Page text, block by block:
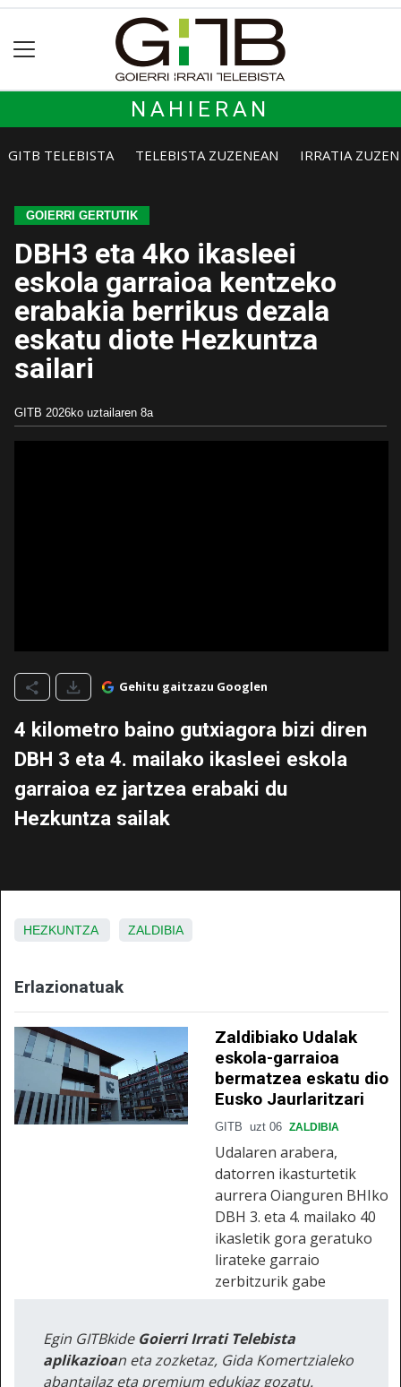
NAHIERAN
GITB TELEBISTA TELEBISTA ZUZENEAN IRRATIA
GOIERRI GERTUTIK
DBH3 eta 4ko ikasleei
eskola garraioa kentzeko
erabakia berrikus dezala
eskatu diote Hezkuntza
sailari
GITB 2026ko uztailaren 8a
Gehitu gaitzazu Googlen
4 kilometro baino gutxiagora bizi diren
DBH 3 eta 4. mailako ikasleei eskola
garraioa ez jartzea erabaki du
Hezkuntza sailak
HEZKUNTZA ZALDIBIA
Erlazionatuak
Zaldibiako Udalak
eskola-garraioa
bermatzea eskatu dio
Eusko Jaurlaritzari
GITB uzt 06 ZALDIBIA
Udalaren arabera,
datorren ikasturtetik
aurrera Oianguren BHIko
DBH 3. eta 4. mailako 40
ikasletik gora geratuko
lirateke garraio
zerbitzurik gabe
Egin GITBkide Goierri Irrati Telebista
aplikazioan eta zozketaz, Gida Komertzialeko
abantailaz eta premium edukiaz gozatu.